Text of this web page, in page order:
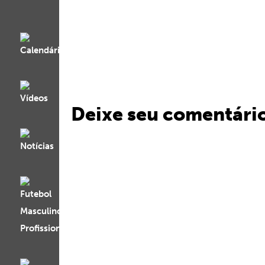
Deixe seu